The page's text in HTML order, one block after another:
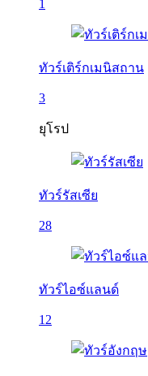
1
ทัวร์เติร์กเมนิสถาน
3
ยุโรป
ทัวร์รัสเซีย
28
ทัวร์ไอซ์แลนด์
12